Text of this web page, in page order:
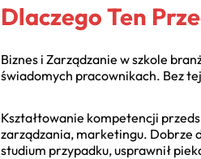
Dlaczego Ten
Biznes i Zarządzanie w szkole
świadomych pracownikach. Bez
Kształtowanie kompetencji
zarządzania, marketingu. Dobrze
studium przypadku, usprawnił